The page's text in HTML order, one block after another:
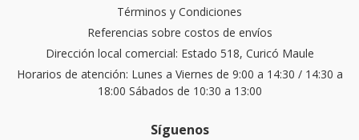
Términos y Condiciones
Referencias sobre costos de envíos
Dirección local comercial: Estado 518, Curicó Maule
Horarios de atención: Lunes a Viernes de 9:00 a 14:30 / 14:30 a
18:00 Sábados de 10:30 a 13:00
Síguenos